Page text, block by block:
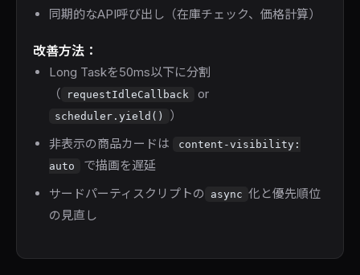
同期的なAPI呼び出し（在庫チェック、価格計算）
改善方法：
Long Taskを50ms以下に分割
（
requestIdleCallback or
scheduler.yield()
）
非表示の商品カードは
content-visibility:
auto
で描画を遅延
サードパーティスクリプトの
async 化と優先順位
の見直し